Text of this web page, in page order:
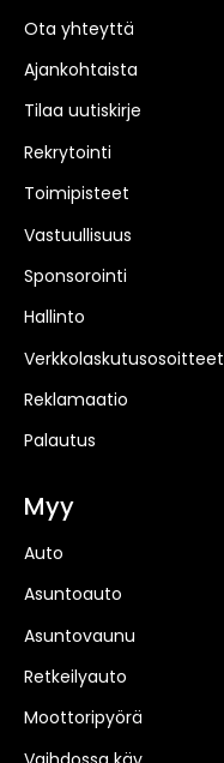
Ota yhteyttä
Ajankohtaista
Tilaa uutiskirje
Rekrytointi
Toimipisteet
Vastuullisuus
Sponsorointi
Hallinto
Verkkolaskutusosoitteet
Reklamaatio
Palautus
Myy
Auto
Asuntoauto
Asuntovaunu
Retkeilyauto
Moottoripyörä